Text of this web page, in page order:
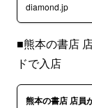
diamond.jp
■熊本の書店
ドで入店
熊本の書店 店員